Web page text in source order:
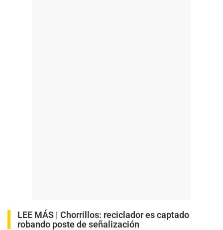
LEE MÁS | Chorrillos: reciclador es captado
robando poste de señalización